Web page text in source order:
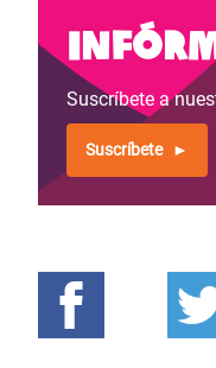
navegación
Suscríbete a
Suscríbete